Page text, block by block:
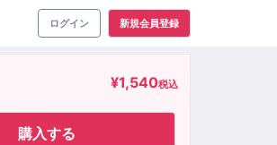
ログイン 新規会員登録
¥1,540税込
購入する